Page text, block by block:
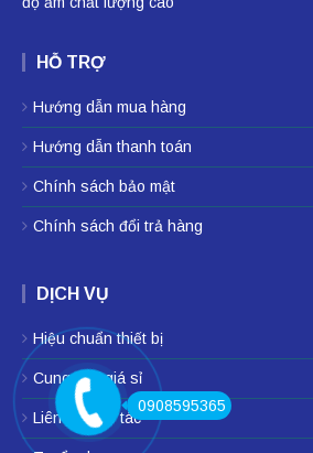
HỖ TRỢ
Hướng dẫn mua hàng
Hướng dẫn thanh toán
Chính sách bảo mật
Chính sách đổi trả hàng
DỊCH VỤ
Hiệu chuẩn thiết bị
Cung cấp giá sỉ
Liên hệ hợp tác
0908595365